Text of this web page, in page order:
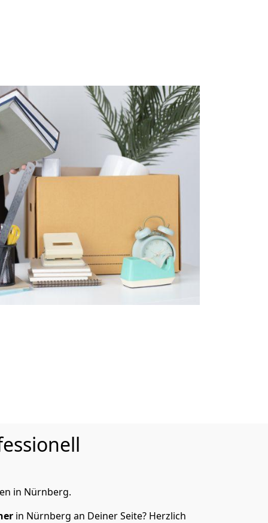
in Nürnberg.
in Nürnberg an Deiner Seite? Herzlich